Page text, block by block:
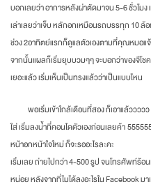
บอกเลยว่า อาการหลังผ่าตัดมาจน 5-6 ชั่วโม
เล่าเลยว่าเจ็บ หลักอกเหมือนรถบรรทุก 10 ล้
ช่วง 2อาทิตย์แรกก็ดูแลตัวเองตามที่คุณหมอแ
จากนั้นแผลก็เริ่มยุบบวมๆๆ จะบอกว่าของจีโ
เยอะแล้ว เริ่มเห็นเป็นทรงแล้วว่าเป็นแบบไหน
พอเริ่มเข้าใกล้เดือนที่สอง ก็เอาแล้วววว
ใส่ เริ่มลงน้ำที่คอนโดตัวเองก่อนเลยค้า
หน้าอกหน้าใจใหม่ ก็จะรออะไรละคะ
เริ่มเลย ถ่ายไปกว่า 4-500 รูป จนโทรศัพท์ร้
หน่อย หลังจากที่ไมได้ลงอะไรใน Facebook